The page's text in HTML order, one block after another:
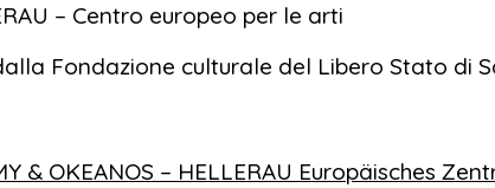
– Centro europeo per le arti
Fondazione culturale del Libero Stato di
& OKEANOS – HELLERAU Europäisches